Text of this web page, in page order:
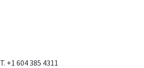
T. +1 604 385 4311